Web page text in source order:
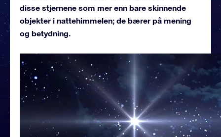
disse stjernene som mer enn bare skinnende
objekter i nattehimmelen; de bærer på mening
og betydning.